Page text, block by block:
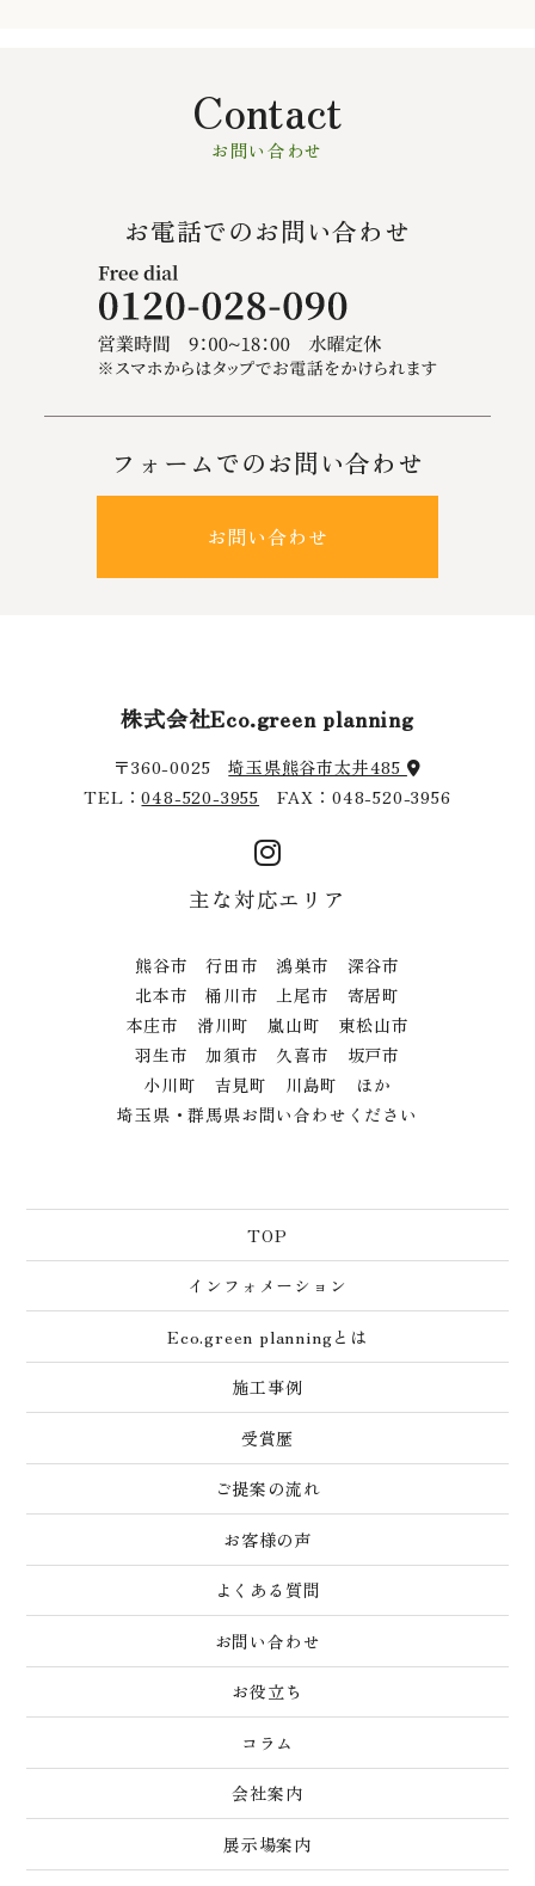
Contact
お問い合わせ
お電話でのお問い合わせ
フォームでのお問い合わせ
お問い合わせ
株式会社Eco.green planning
〒360-0025埼玉県熊谷市太井485
TEL：048-520-3955 FAX：048-520-3956
主な対応エリア
熊谷市 行田市 鴻巣市 深谷市
北本市 桶川市 上尾市 寄居町
本庄市 滑川町 嵐山町 東松山市
羽生市 加須市 久喜市 坂戸市
小川町 吉見町 川島町 ほか
埼玉県・群馬県お問い合わせください
TOP
インフォメーション
Eco.green planningとは
施工事例
受賞歴
ご提案の流れ
お客様の声
よくある質問
お問い合わせ
お役立ち
コラム
会社案内
展示場案内